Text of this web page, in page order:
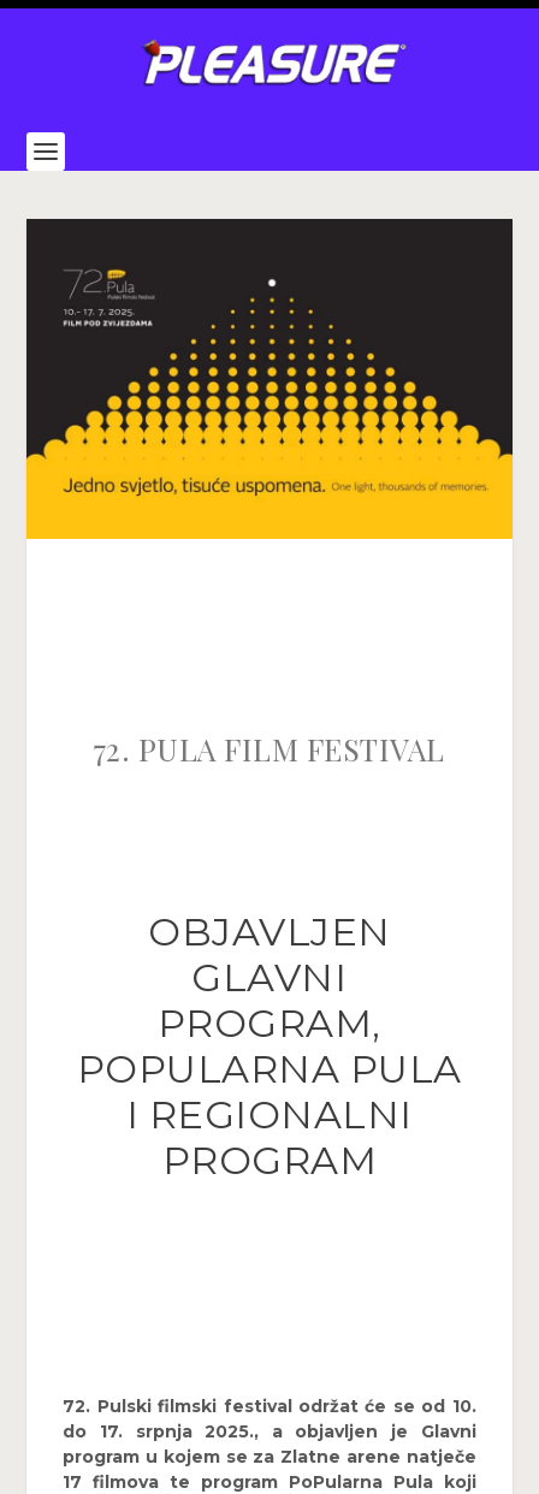
72. PULA FILM FESTIVAL
​OBJAVLJEN
GLAVNI
PROGRAM,
POPULARNA PULA
I REGIONALNI
PROGRAM
72. Pulski filmski festival održat će se od 10.
do 17. srpnja 2025., a objavljen je Glavni
program u kojem se za Zlatne arene natječe
17 filmova te program PoPularna Pula koji